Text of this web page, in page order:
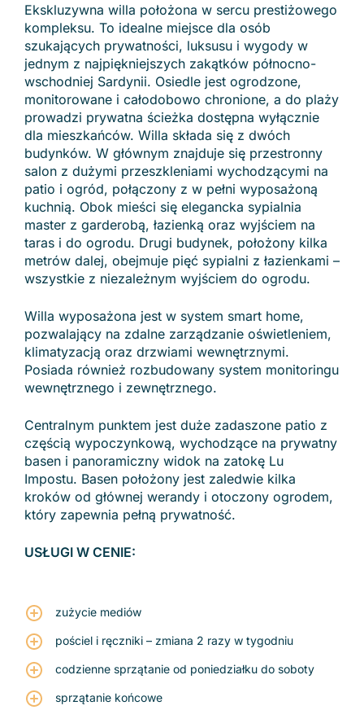
Ekskluzywna willa położona w sercu prestiżowego
kompleksu. To idealne miejsce dla osób
szukających prywatności, luksusu i wygody w
jednym z najpiękniejszych zakątków północno-
wschodniej Sardynii. Osiedle jest ogrodzone,
monitorowane i całodobowo chronione, a do plaży
prowadzi prywatna ścieżka dostępna wyłącznie
dla mieszkańców. Willa składa się z dwóch
budynków. W głównym znajduje się przestronny
salon z dużymi przeszkleniami wychodzącymi na
patio i ogród, połączony z w pełni wyposażoną
kuchnią. Obok mieści się elegancka sypialnia
master z garderobą, łazienką oraz wyjściem na
taras i do ogrodu. Drugi budynek, położony kilka
metrów dalej, obejmuje pięć sypialni z łazienkami –
wszystkie z niezależnym wyjściem do ogrodu.
Willa wyposażona jest w system smart home,
pozwalający na zdalne zarządzanie oświetleniem,
klimatyzacją oraz drzwiami wewnętrznymi.
Posiada również rozbudowany system monitoringu
wewnętrznego i zewnętrznego.
Centralnym punktem jest duże zadaszone patio z
częścią wypoczynkową, wychodzące na prywatny
basen i panoramiczny widok na zatokę Lu
Impostu. Basen położony jest zaledwie kilka
kroków od głównej werandy i otoczony ogrodem,
który zapewnia pełną prywatność.
USŁUGI W CENIE:
zużycie mediów
pościel i ręczniki – zmiana 2 razy w tygodniu
codzienne sprzątanie od poniedziałku do soboty
sprzątanie końcowe